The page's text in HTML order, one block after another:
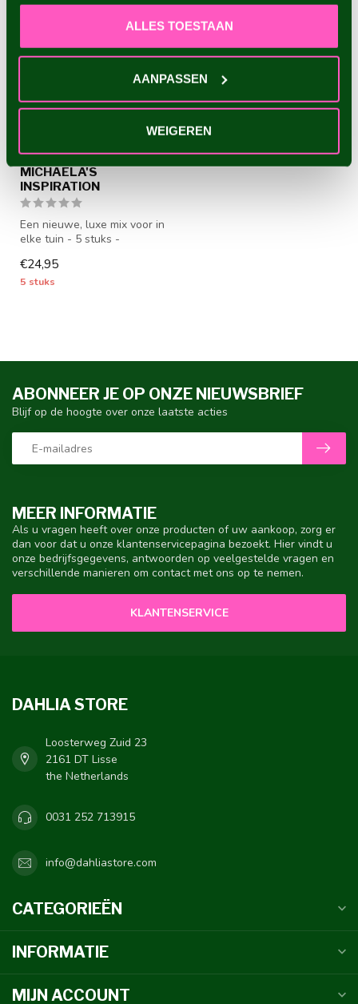
ALLES TOESTAAN
AANPASSEN
WEIGEREN
MICHAELA'S
INSPIRATION
Een nieuwe, luxe mix voor in
elke tuin - 5 stuks -
ha...
€24,95
5 stuks
MEER INFORMATIE
Als u vragen heeft over onze producten of uw aankoop, zorg er
dan voor dat u onze klantenservicepagina bezoekt. Hier vindt u
onze bedrijfsgegevens, antwoorden op veelgestelde vragen en
verschillende manieren om contact met ons op te nemen.
KLANTENSERVICE
ABONNEER JE OP ONZE NIEUWSBRIEF
Blijf op de hoogte over onze laatste acties
DAHLIA STORE
Loosterweg Zuid 23
2161 DT Lisse
the Netherlands
0031 252 713915
info@dahliastore.com
CATEGORIEËN
INFORMATIE
MIJN ACCOUNT